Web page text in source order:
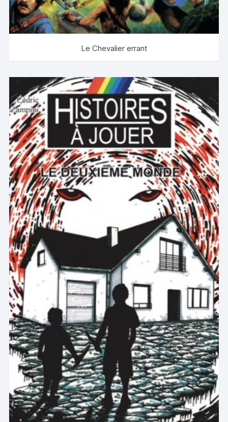
Le Chevalier errant